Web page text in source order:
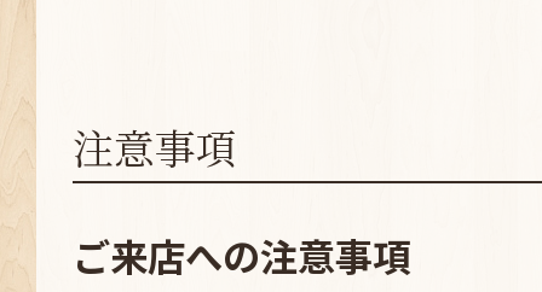
注意事項
ご来店への注意事項